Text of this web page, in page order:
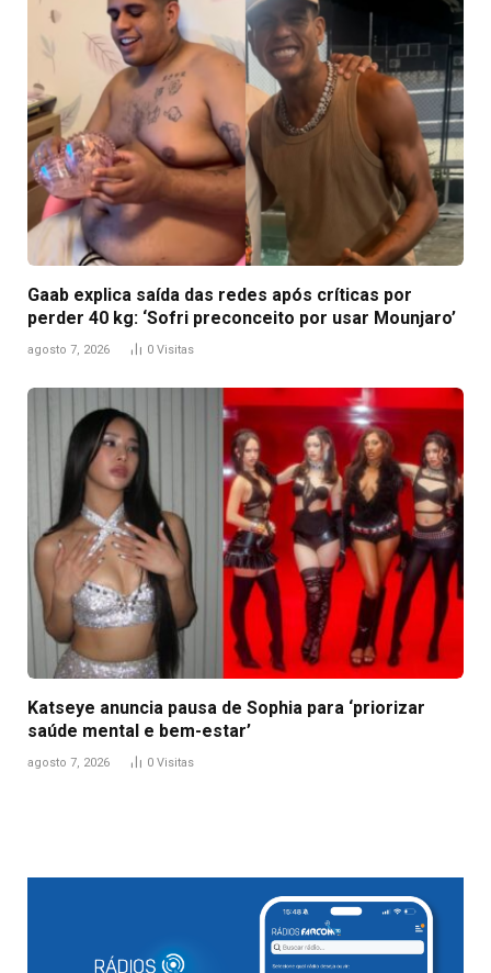
Gaab explica saída das redes após críticas por
perder 40 kg: ‘Sofri preconceito por usar Mounjaro’
agosto 7, 2026 0 Visitas
Katseye anuncia pausa de Sophia para ‘priorizar
saúde mental e bem-estar’
agosto 7, 2026 0 Visitas